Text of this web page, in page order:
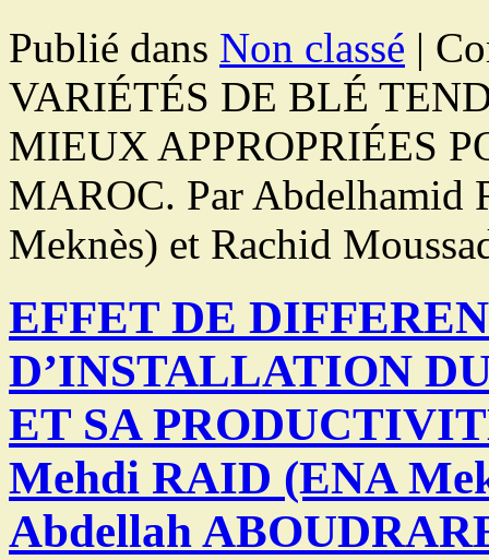
Publié dans Non classé |
VARIÉTÉS DE BLÉ
MIEUX APPROPRIÉES
MAROC. Par Abdelhamid
Meknès) et Rachid
EFFET DE
D’INSTALLATION
ET SA
Mehdi RAID (ENA
Abdellah